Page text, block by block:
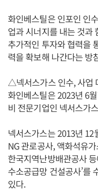
화인베스틸은 인포인 인
업과 시너지를 내는 것과
추가적인 투자와 협력을
력을 확보해 나간다는 방
△넥서스가스 인수, 사업
화인베스틸은 2023년 6
비 전문기업인 넥서스가
넥서스가스는 2013년
NG 관로공사, 액화석유
한국지역난방배관공사
수소공급망 건설공사’를
있다.